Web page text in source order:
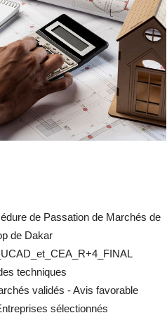
de Passation de Marchés de
de Dakar
techniques
validés - Avis favorable
sélectionnés